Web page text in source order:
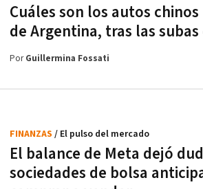
Cuáles son los autos
de Argentina, tras las
PorGuillermina Fossati
El balance de Meta dejó
sociedades de bolsa
FINANZAS / El pulso del mercado